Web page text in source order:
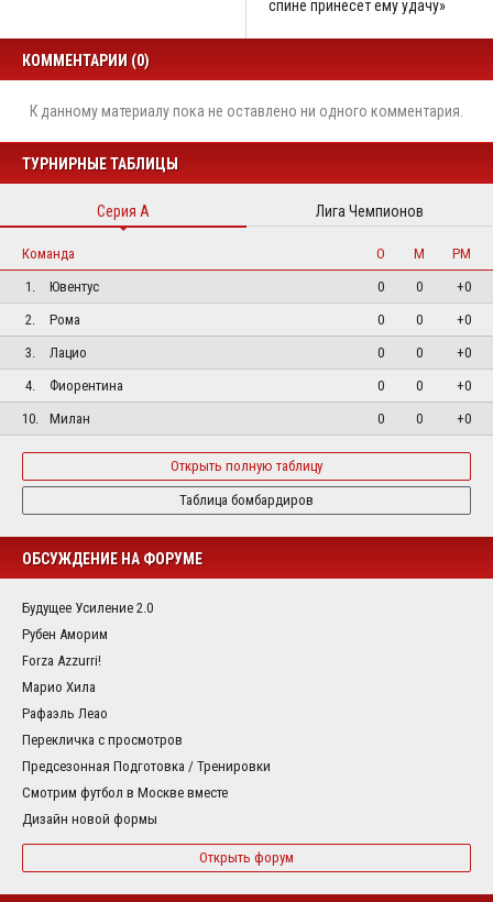
спине принесет ему удачу»
КОММЕНТАРИИ (0)
К данному материалу пока не оставлено ни одного комментария.
ТУРНИРНЫЕ ТАБЛИЦЫ
Серия А Лига Чемпионов
Команда О М
РМ
1.
Ювентус 0 0
+0
2.
Рома 0 0
+0
3.
Лацио 0 0
+0
4.
Фиорентина 0 0
+0
10.
Милан 0 0 +0
Открыть полную таблицу
Таблица бомбардиров
ОБСУЖДЕНИЕ НА ФОРУМЕ
Будущее Усиление 2.0
Рубен Аморим
Forza Azzurri!
Марио Хила
Рафаэль Леао
Перекличка с просмотров
Предсезонная Подготовка / Тренировки
Смотрим футбол в Москве вместе
Дизайн новой формы
Открыть форум